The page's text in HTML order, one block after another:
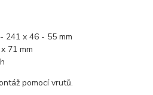
241 x 46 - 55 mm
71 mm
pomocí vrutů.